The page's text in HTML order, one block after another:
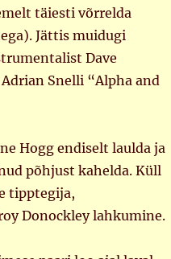
täiesti võrrelda
Jättis muidugi
Dave
Snelli “Alpha and
Hogg endiselt laulda ja
põhjust kahelda. Küll
tipptegija,
Donockley lahkumine.